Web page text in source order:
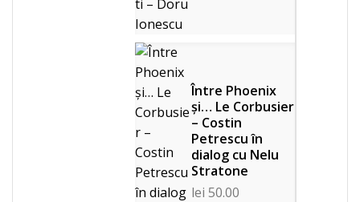
Între Phoenix
și… Le Corbusier
– Costin
Petrescu în
dialog cu Nelu
Stratone
lei 50.00